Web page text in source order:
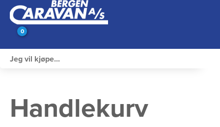
0
Varme, Kulde & Gass
Handlekurv